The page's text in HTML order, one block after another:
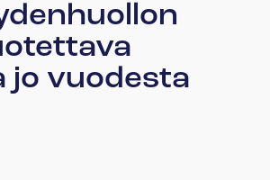
jo vuodesta